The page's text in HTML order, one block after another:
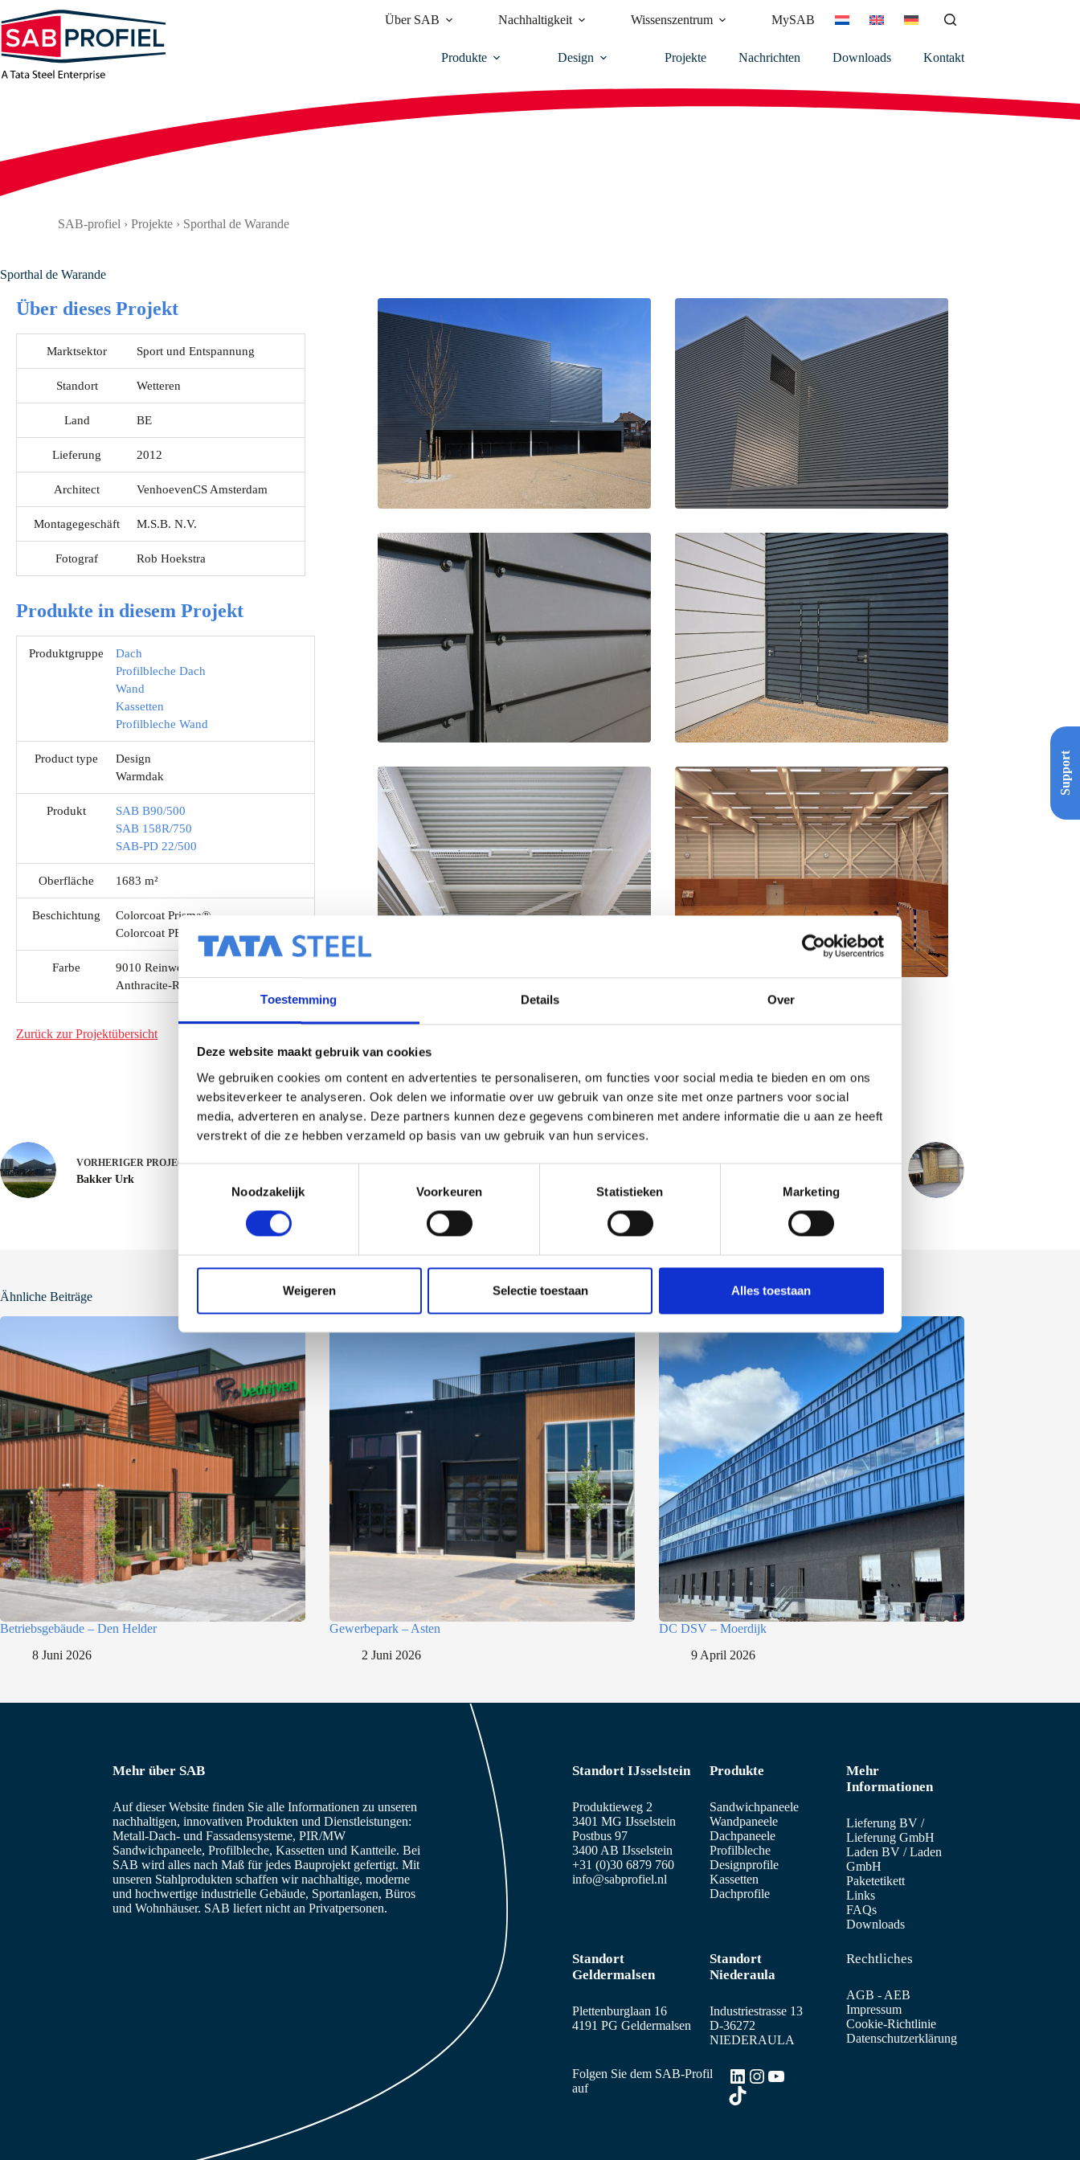
Toestemming Details Over
Deze website maakt gebruik van cookies
We gebruiken cookies om content en advertenties te personaliseren, om functies voor social media te bieden en om ons
websiteverkeer te analyseren. Ook delen we informatie over uw gebruik van onze site met onze partners voor social
media, adverteren en analyse. Deze partners kunnen deze gegevens combineren met andere informatie die u aan ze heeft
verstrekt of die ze hebben verzameld op basis van uw gebruik van hun services.
i
g
s
e
l
t
i
e
Noodzakelijk Voorkeuren Statistieken Marketing
Weigeren Selectie toestaan Alles toestaan
Inhalt
springen
Über SAB Nachhaltigkeit Wissenszentrum MySAB
Produkte Design Projekte Nachrichten Downloads Kontakt
SAB-profiel › Projekte › Sporthal de Warande
Sporthal de Warande
Über dieses Projekt
Marktsektor Sport und Entspannung
Standort Wetteren
Land BE
Lieferung 2012
Architect VenhoevenCS Amsterdam
Montagegeschäft M.S.B. N.V.
Fotograf Rob Hoekstra
Produkte in diesem Projekt
Produktgruppe
Dach
Profilbleche Dach
Wand
Kassetten
Profilbleche Wand
Product type
Design
Warmdak
Produkt
SAB B90/500
SAB 158R/750
SAB-PD 22/500
Oberfläche 1683 m²
Beschichtung
Colorcoat Prisma®
Colorcoat PE 15 / Dünnbeschichtung
Farbe
9010 Reinweiß
Anthracite-RAL 7016
Zurück zur Projektübersicht
VORHERIGER PROJECT
Bakker Urk
NÄCHSTERPROJECT
Ähnliche Beiträge
Betriebsgebäude – Den Helder
8 Juni 2026
Gewerbepark – Asten
2 Juni 2026
DC DSV – Moerdijk
9 April 2026
Support
Mehr über SAB
Auf dieser Website finden Sie alle Informationen zu unseren
nachhaltigen, innovativen Produkten und Dienstleistungen:
Metall-Dach- und Fassadensysteme, PIR/MW
Sandwichpaneele, Profilbleche, Kassetten und Kantteile. Bei
SAB wird alles nach Maß für jedes Bauprojekt gefertigt. Mit
unseren Stahlprodukten schaffen wir nachhaltige, moderne
und hochwertige industrielle Gebäude, Sportanlagen, Büros
und Wohnhäuser. SAB liefert nicht an Privatpersonen.
Standort IJsselstein
Produktieweg 2
3401 MG IJsselstein
Postbus 97
3400 AB IJsselstein
+31 (0)30 6879 760
info@sabprofiel.nl
Produkte
Sandwichpaneele
Wandpaneele
Dachpaneele
Profilbleche
Designprofile
Kassetten
Dachprofile
Mehr
Informationen
Lieferung BV /
Lieferung GmbH
Laden BV /Laden
GmbH
Paketetikett
Links
FAQs
Downloads
Standort
Geldermalsen
Plettenburglaan 16
4191 PG Geldermalsen
Standort
Niederaula
Industriestrasse 13
D-36272
NIEDERAULA
Rechtliches
AGB - AEB
Impressum
Cookie-Richtlinie
Datenschutzerklärung
Folgen Sie dem SAB-Profil
auf
LinkedIn
Instagram
YouTube
TikTok